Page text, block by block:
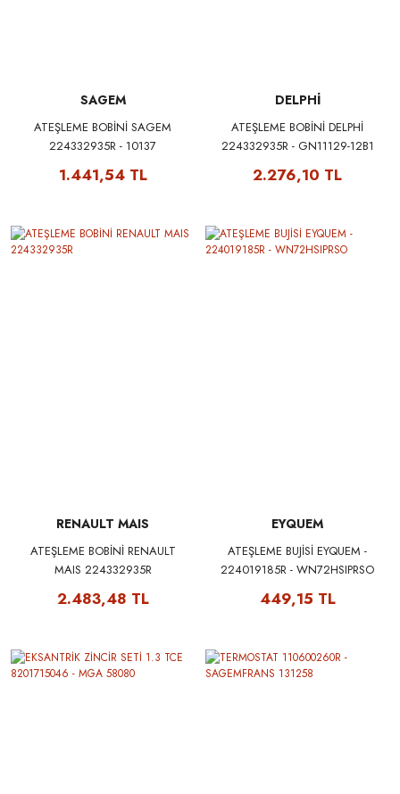
SAGEM
ATEŞLEME BOBİNİ SAGEM
224332935R - 10137
1.441,54 TL
DELPHİ
ATEŞLEME BOBİNİ DELPHİ
224332935R - GN11129-12B1
2.276,10 TL
RENAULT MAIS
ATEŞLEME BOBİNİ RENAULT
MAIS 224332935R
2.483,48 TL
EYQUEM
ATEŞLEME BUJİSİ EYQUEM -
224019185R - WN72HSIPRSO
449,15 TL